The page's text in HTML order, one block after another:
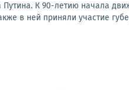
К 90-летию начала
в ней приняли участие